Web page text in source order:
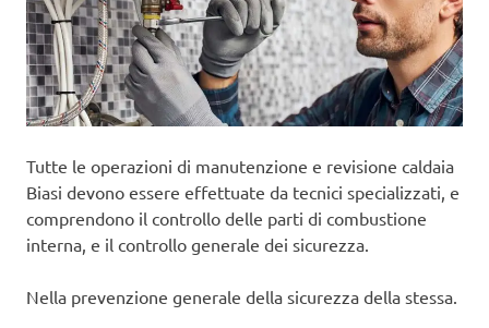
Tutte le operazioni di manutenzione e revisione caldaia
Biasi devono essere effettuate da tecnici specializzati, e
comprendono il controllo delle parti di combustione
interna, e il controllo generale dei sicurezza.
Nella prevenzione generale della sicurezza della stessa.